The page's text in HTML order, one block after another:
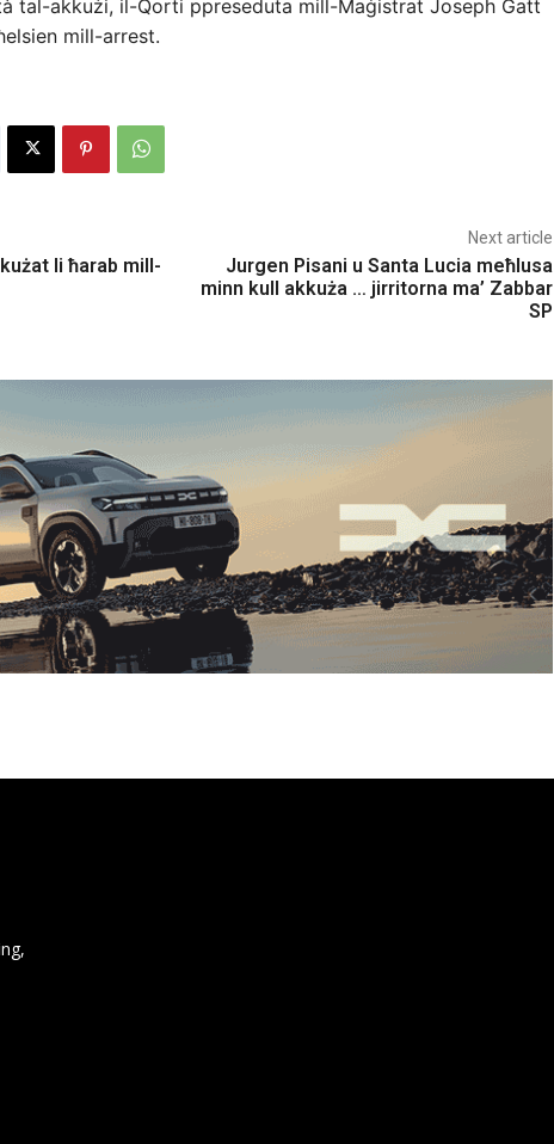
tal-akkużi, il-Qorti ppreseduta mill-Maġistrat Joseph Gatt
mill-arrest.
li ħarab mill-
Next article
Jurgen Pisani u Santa Lucia meħlusa
minn kull akkuża … jirritorna ma’ Zabbar
SP